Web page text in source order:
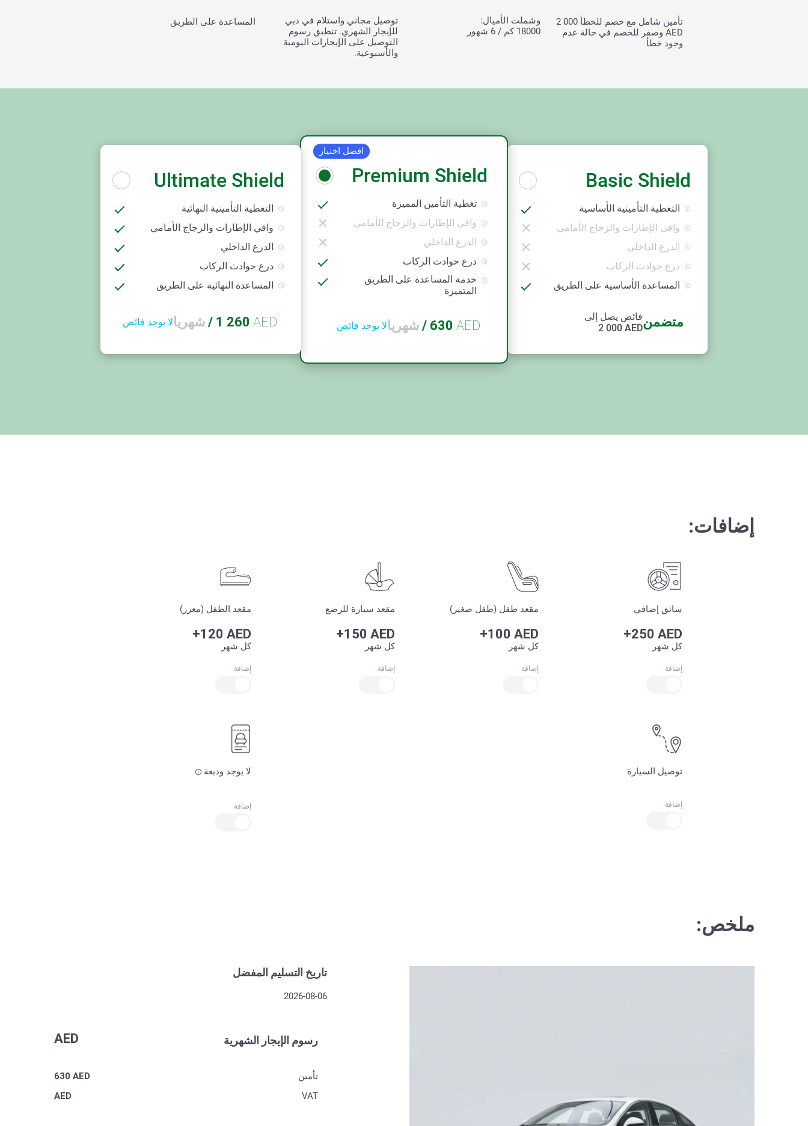
تأمين شامل مع خصم للخطأ 2 000
AED وصفر للخصم في حالة عدم
وجود خطأ
وشملت الأميال:
18000 كم / 6 شهور
توصيل مجاني واستلام في دبي
للإيجار الشهري. تنطبق رسوم
التوصيل على الإيجارات اليومية
والأسبوعية.
المساعدة على الطريق
Basic Shield
التغطية التأمينية الأساسية
واقي الإطارات والزجاج الأمامي
الدرع الداخلي
درع حوادث الركاب
المساعدة الأساسية على الطريق
متضمنفائض يصل إلى
2 000 AED
افضل اختيار
Premium Shield
تغطية التأمين المميزة
واقي الإطارات والزجاج الأمامي
الدرع الداخلي
درع حوادث الركاب
خدمة المساعدة على الطريق
المتميزة
AED
630
/ شهريالا يوجد فائض
Ultimate Shield
التغطية التأمينية النهائية
واقي الإطارات والزجاج الأمامي
الدرع الداخلي
درع حوادث الركاب
المساعدة النهائية على الطريق
AED
1 260
/ شهريالا يوجد فائض
إضافات:
سائق إضافي
+250 AED
كل شهر
إضافة
مقعد طفل (طفل صغير)
+100 AED
كل شهر
إضافة
مقعد سيارة للرضع
+150 AED
كل شهر
إضافة
مقعد الطفل (معزز)
+120 AED
كل شهر
إضافة
توصيل السيارة
إضافة
لا يوجد وديعة
إضافة
ملخص:
تاريخ التسليم المفضل
2026-08-06
رسوم الإيجار الشهرية AED
تأمين 630 AED
VAT
AED